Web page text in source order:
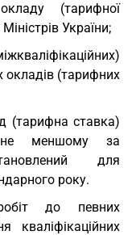
(тарифної
України;
окладів (тарифних
(тарифна ставка)
не меншому за
для
року.
до певних
кваліфікаційних